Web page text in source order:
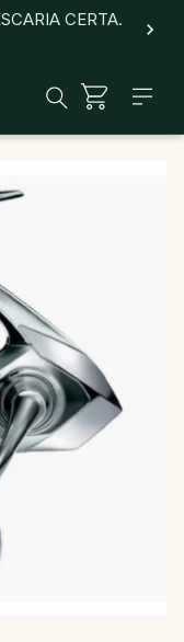
CERTA.